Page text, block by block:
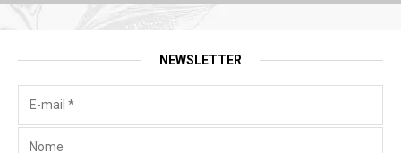
NEWSLETTER